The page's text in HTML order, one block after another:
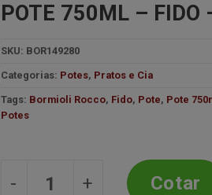
POTE 750ML – FIDO
SKU: BOR149280
Categorias: Potes, Pratos e Cia
Tags: Bormioli Rocco, Fido, Pote, Pote
Potes
Pote 750ml - Fido -Cotar